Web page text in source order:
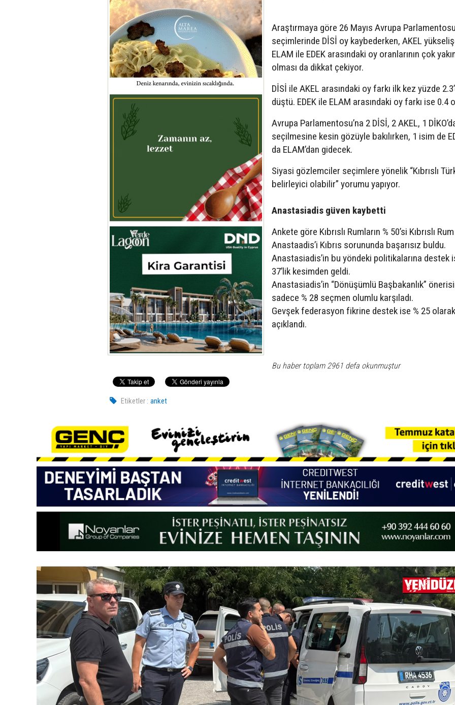
Araştırmaya göre 26 Mayıs Avrupa Parlamentosu
seçimlerinde DİSİ oy kaybederken, AKEL
ELAM ile EDEK arasındaki oy oranlarının çok
olması da dikkat çekiyor.
DİSİ ile AKEL arasındaki oy farkı ilk kez yüzde
düştü. EDEK ile ELAM arasındaki oy farkı ise 0.4
Avrupa Parlamentosu’na 2 DİSİ, 2 AKEL, 1
seçilmesine kesin gözüyle bakılırken, 1 isim de
da ELAM’dan gidecek.
Siyasi gözlemciler seçimlere yönelik “Kıbrıslı
belirleyici olabilir” yorumu yapıyor.
Anastasiadis güven kaybetti
Ankete göre Kıbrıslı Rumların % 50’si Kıbrıslı
Anastaadis’i Kıbrıs sorununda başarısız buldu.
Anastasiadis’in bu yöndeki politikalarına destek
37’lik kesimden geldi.
Anastasiadis’in “Dönüşümlü Başbakanlık”
sadece % 28 seçmen olumlu karşıladı.
Gevşek federasyon fikrine destek ise % 25 olarak
açıklandı.
Bu haber toplam 2961 defa okunmuştur
Etiketler : anket